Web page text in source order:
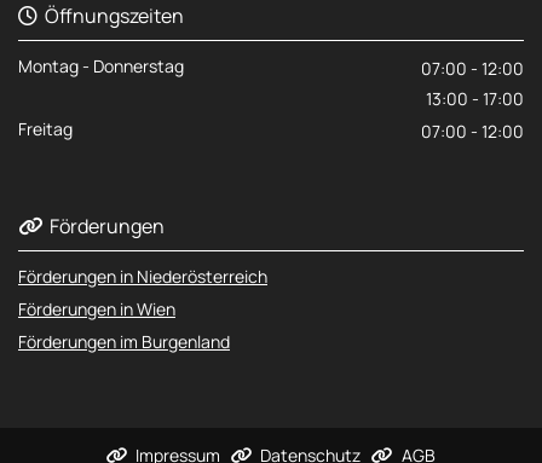
 Öffnungszeiten
Montag - Donnerstag
07:00 - 12:00
13:00 - 17:00
Freitag
07:00 - 12:00
 Förderungen
Förderungen in Niederösterreich
Förderungen in Wien
Förderungen im Burgenland
 Impressum  Datenschutz  AGB